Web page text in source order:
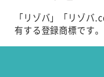
「リゾバ」「リゾバ
有する登録商標です。